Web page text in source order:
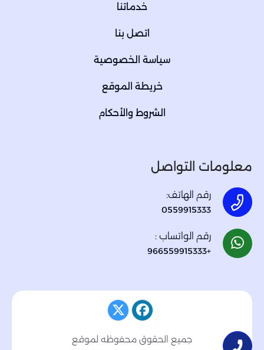
خدماتنا
اتصل بنا
سياسة الخصوصية
خريطة الموقع
الشروط والأحكام
معلومات التواصل
رقم الهاتف:
0559915333
رقم الواتساب :
+966559915333
جميع الحقوق محفوظه لموقع